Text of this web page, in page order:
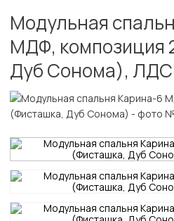
Модульная
МДФ, композиция
Дуб Сонома),